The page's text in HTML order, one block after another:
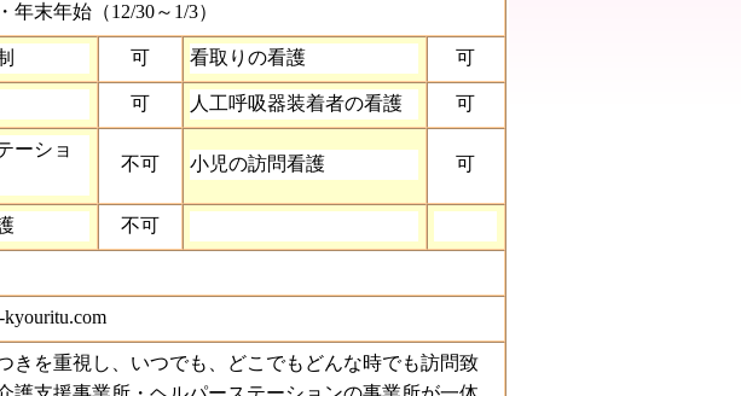
年末年始（12/30～1/3）
可 看取りの看護 可
可 人工呼吸器装着者の看護 可
ーショ
不可 小児の訪問看護 可
不可
kyouritu.com
きを重視し、いつでも、どこでもどんな時でも訪問致